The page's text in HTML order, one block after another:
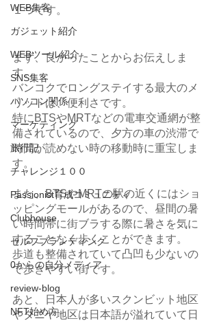
WEB集客
ガジェット紹介
WEBツール紹介
SNS集客
パソコン関係
マーケティング
旅行記
チャレンジ１００
Passionist育成コミュニティ
Clubhouse
セルフブランディング
0からの自分メディア
review-blog
NFT始め方
１つです。
まず、良かったことからお伝えしま
す。
バンコクでロングステイする最大のメ
リットは、便利さです。
特にBTSやMRTなどの電車交通網が整
備されているので、夕方の車の渋滞で
時間が読めない時の移動時に重宝しま
す。
また、BTSやMRTの駅の近くにはショ
ッピングモールがあるので、昼間の暑
い時間帯に街ブラする際に暑さを気に
することなく歩くことができます。
歩道も整備されていて凸凹も少ないの
で歩きやすい街です。
あと、日本人が多いスクンビット地区
やタニヤ地区は日本語が溢れていて日